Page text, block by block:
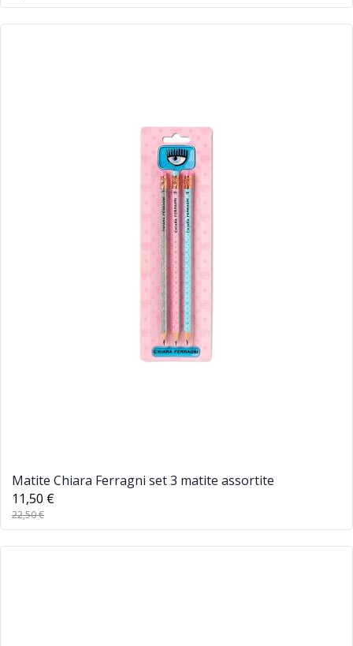
Matite Chiara Ferragni set 3 matite assortite
11,50 €
22,50 €